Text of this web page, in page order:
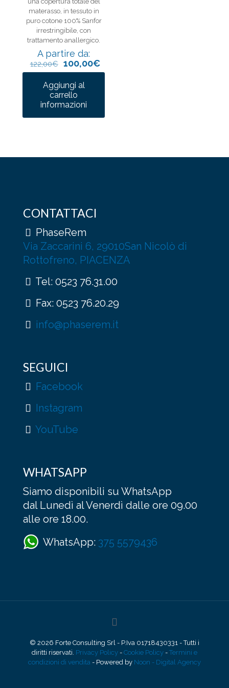
materasso, in tessuto in
puro cotone 100% Sanfor
irrestringibile, con
trattamento anallergico.
A partire da:
122,00€ 100,00€
Aggiungi al
carrello
informazioni
prodotto
ha
opzioni
del
CONTATTACI
PhaseRem
Via Zaccarini 6, 29010San Nicolò di
Rottofreno, PIACENZA
Tel: 0523 76.31.00
Fax: 0523 76.20.29
info@phaserem.it
SEGUICI
Facebook
Instagram
YouTube
WHATSAPP
Siamo disponibili su WhatsApp
dal Lunedì al Venerdì dalle ore 09.00
alle ore 18.00.
WhatsApp: 375 5579436
© 2026 Forte Consulting Srl - P.Iva 01718430331 - Tutti i
diritti riservati. Privacy Policy - Cookie Policy - Termini e
condizioni di vendita - Powered by Noon - Digital Agency